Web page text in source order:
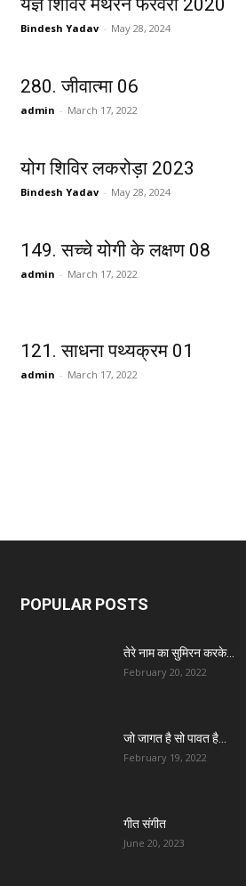
यज्ञ शिविर मेथरन फरवरी 2020
Bindesh Yadav - May 28, 2024
280. जीवात्मा 06
admin - March 17, 2022
योग शिविर लकरोड़ा 2023
Bindesh Yadav - May 28, 2024
149. सच्चे योगी के लक्षण 08
admin - March 17, 2022
121. साधना पथ्यक्रम 01
admin - March 17, 2022
POPULAR POSTS
तेरे नाम का सुमिरन करके…
February 20, 2022
जो जागत है सो पावत है…
February 19, 2022
गीत संगीत
June 20, 2023